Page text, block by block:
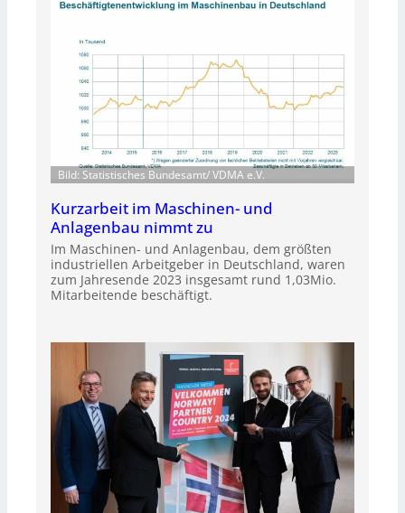
Bild: Statistisches Bundesamt/ VDMA e.V.
Kurzarbeit im Maschinen- und
Anlagenbau nimmt zu
Im Maschinen- und Anlagenbau, dem größten
industriellen Arbeitgeber in Deutschland, waren
zum Jahresende 2023 insgesamt rund 1,03Mio.
Mitarbeitende beschäftigt.